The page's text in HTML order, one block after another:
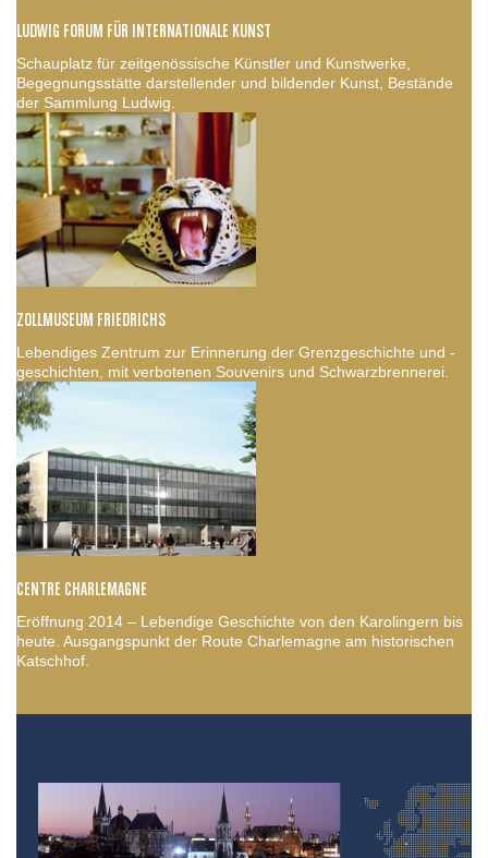
LUDWIG FORUM FÜR INTERNATIONALE KUNST
Schauplatz für zeitgenössische Künstler und Kunstwerke,
Begegnungsstätte darstellender und bildender Kunst, Bestände
der Sammlung Ludwig.
ZOLLMUSEUM FRIEDRICHS
Lebendiges Zentrum zur Erinnerung der Grenzgeschichte und -
geschichten, mit verbotenen Souvenirs und Schwarzbrennerei.
CENTRE CHARLEMAGNE
Eröffnung 2014 – Lebendige Geschichte von den Karolingern bis
heute. Ausgangspunkt der Route Charlemagne am historischen
Katschhof.